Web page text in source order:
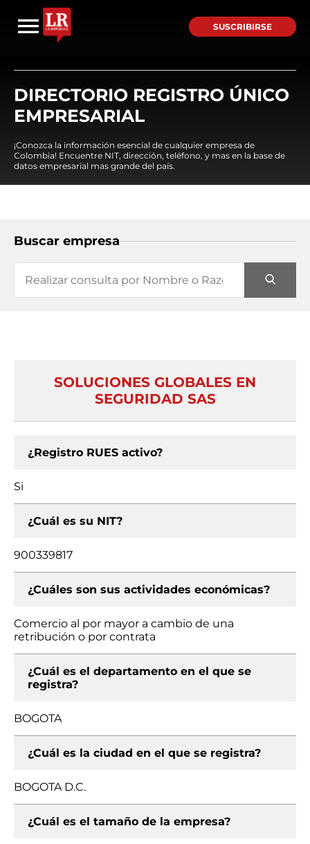
SUSCRIBIRSE
DIRECTORIO REGISTRO ÚNICO
EMPRESARIAL
¡Conozca la información esencial de cualquier empresa de
Colombia! Encuentre NIT, dirección, teléfono, y mas en la base de
datos empresarial mas grande del país.
Buscar empresa
SOLUCIONES GLOBALES EN
SEGURIDAD SAS
¿Registro RUES activo?
Si
¿Cuál es su NIT?
900339817
¿Cuáles son sus actividades económicas?
Comercio al por mayor a cambio de una
retribución o por contrata
¿Cuál es el departamento en el que se
registra?
BOGOTA
¿Cuál es la ciudad en el que se registra?
BOGOTA D.C.
¿Cuál es el tamaño de la empresa?